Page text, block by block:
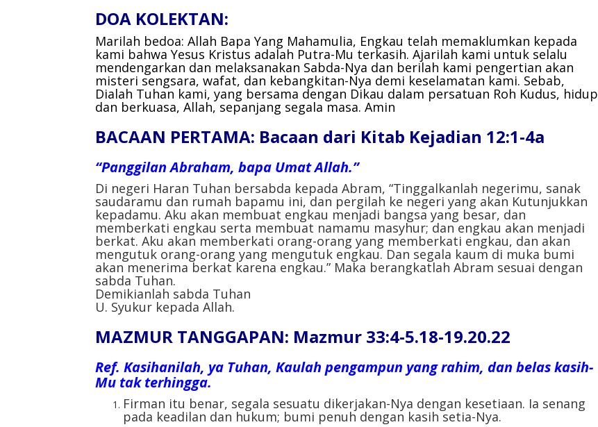
DOA KOLEKTAN:
Marilah bedoa: Allah Bapa Yang Mahamulia, Engkau telah memaklumkan kepada
kami bahwa Yesus Kristus adalah Putra-Mu terkasih. Ajarilah kami untuk selalu
mendengarkan dan melaksanakan Sabda-Nya dan berilah kami pengertian akan
misteri sengsara, wafat, dan kebangkitan-Nya demi keselamatan kami. Sebab,
Dialah Tuhan kami, yang bersama dengan Dikau dalam persatuan Roh Kudus, hidup
dan berkuasa, Allah, sepanjang segala masa. Amin
BACAAN PERTAMA: Bacaan dari Kitab Kejadian 12:1-4a
“Panggilan Abraham, bapa Umat Allah.”
Di negeri Haran Tuhan bersabda kepada Abram, “Tinggalkanlah negerimu, sanak
saudaramu dan rumah bapamu ini, dan pergilah ke negeri yang akan Kutunjukkan
kepadamu. Aku akan membuat engkau menjadi bangsa yang besar, dan
memberkati engkau serta membuat namamu masyhur; dan engkau akan menjadi
berkat. Aku akan memberkati orang-orang yang memberkati engkau, dan akan
mengutuk orang-orang yang mengutuk engkau. Dan segala kaum di muka bumi
akan menerima berkat karena engkau.” Maka berangkatlah Abram sesuai dengan
sabda Tuhan.
Demikianlah sabda Tuhan
U. Syukur kepada Allah.
MAZMUR TANGGAPAN: Mazmur 33:4-5.18-19.20.22
Ref. Kasihanilah, ya Tuhan, Kaulah pengampun yang rahim, dan belas kasih-
Mu tak terhingga.
Firman itu benar, segala sesuatu dikerjakan-Nya dengan kesetiaan. Ia senang
pada keadilan dan hukum; bumi penuh dengan kasih setia-Nya.